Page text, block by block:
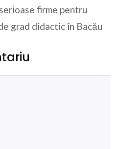
firme pentru
grad didactic în Bacău